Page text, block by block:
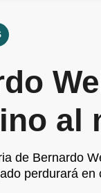
al
de Bernardo
perdurará